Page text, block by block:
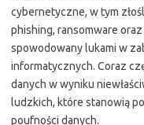
cybernetyczne, w tym
phishing, ransomware
spowodowany lukami w
informatycznych. Coraz
danych w wyniku
ludzkich, które stanowią
poufności danych.